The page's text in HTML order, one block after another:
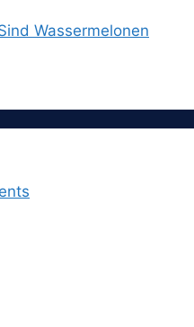
Wassermelonen